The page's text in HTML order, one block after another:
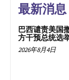
最新消息
巴西谴责美国
方干预总统选
2026年8月4日